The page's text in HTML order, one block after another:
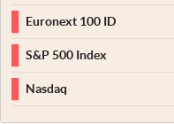
Euronext 100 ID
S&P 500 Index
Nasdaq